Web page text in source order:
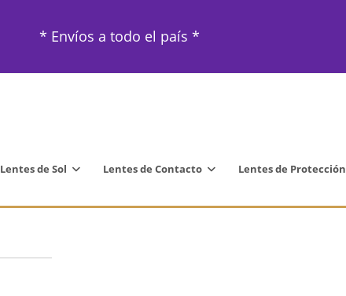
* Envíos a todo el país *
Lentes de Sol Lentes de Contacto Lentes de Protección